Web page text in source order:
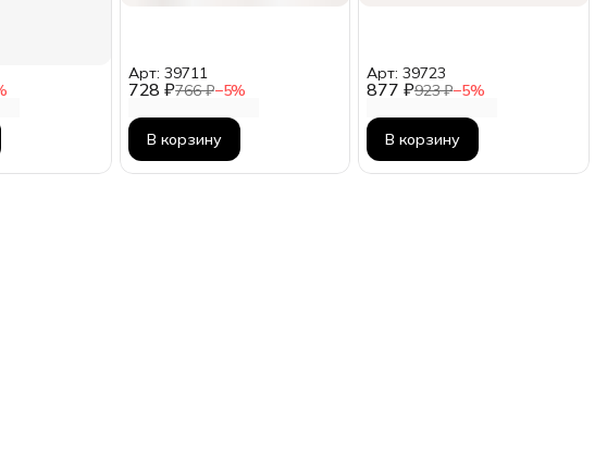
728 ₽766 ₽−5%
Арт: 39711
В корзину
877 ₽923 ₽−5%
Арт: 39723
В корзину